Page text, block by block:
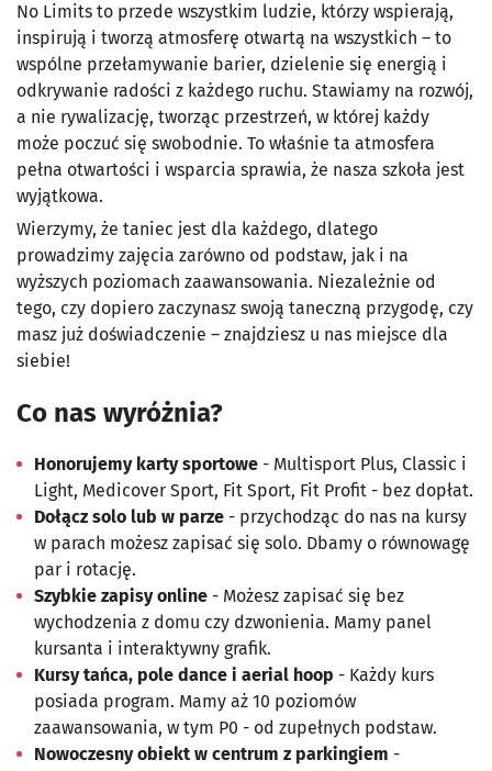
No Limits to przede wszystkim ludzie, którzy wspierają,
inspirują i tworzą atmosferę otwartą na wszystkich – to
wspólne przełamywanie barier, dzielenie się energią i
odkrywanie radości z każdego ruchu. Stawiamy na rozwój,
a nie rywalizację, tworząc przestrzeń, w której każdy
może poczuć się swobodnie. To właśnie ta atmosfera
pełna otwartości i wsparcia sprawia, że nasza szkoła jest
wyjątkowa.
Wierzymy, że taniec jest dla każdego, dlatego
prowadzimy zajęcia zarówno od podstaw, jak i na
wyższych poziomach zaawansowania. Niezależnie od
tego, czy dopiero zaczynasz swoją taneczną przygodę, czy
masz już doświadczenie – znajdziesz u nas miejsce dla
siebie!
Co nas wyróżnia?
Honorujemy karty sportowe - Multisport Plus, Classic i
Light, Medicover Sport, Fit Sport, Fit Profit - bez dopłat.
Dołącz solo lub w parze - przychodząc do nas na kursy
w parach możesz zapisać się solo. Dbamy o równowagę
par i rotację.
Szybkie zapisy online - Możesz zapisać się bez
wychodzenia z domu czy dzwonienia. Mamy panel
kursanta i interaktywny grafik.
Kursy tańca, pole dance i aerial hoop - Każdy kurs
posiada program. Mamy aż 10 poziomów
zaawansowania, w tym P0 - od zupełnych podstaw.
Nowoczesny obiekt w centrum z parkingiem -